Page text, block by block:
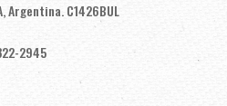
Argentina. C1426BUL
2945